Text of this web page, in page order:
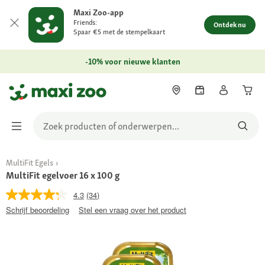
Maxi Zoo-app
Friends:
Spaar €5 met de stempelkaart
Ontdek nu
-10% voor nieuwe klanten
MultiFit Egels
MultiFit egelvoer 16 x 100 g
4.3 (34)
Schrijf beoordeling
Stel een vraag over het product